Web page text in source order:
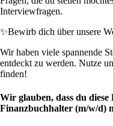
Interviewfragen.
✨Bewirb dich über unsere
Wir haben viele spannende
entdeckt zu werden. Nutze
finden!
Wir glauben, dass du
Finanzbuchhalter (m/w/d)